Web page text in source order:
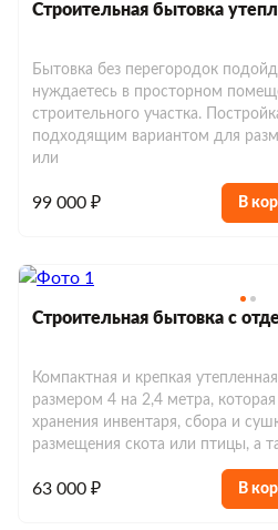
Строительная бытовка
Бытовка без перегородок
нуждаетесь в просторном
строительного участка.
подходящим вариантом для
или
99 000 ₽ В
Строительная бытовка с
Компактная и крепкая
размером 4 на 2,4 метра,
хранения инвентаря, сбора и
размещения скота или птицы, а
63 000 ₽ В